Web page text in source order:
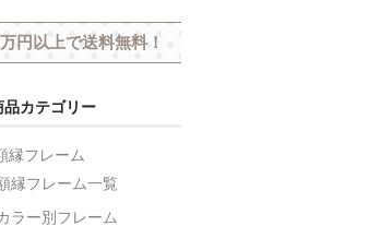
円以上で送料無料！
カテゴリー
縁フレーム
縁フレーム一覧
ラー別フレーム